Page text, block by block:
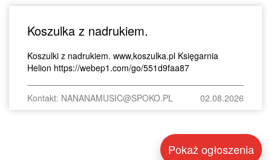
Koszulka z nadrukiem.
Koszulki z nadrukiem. www,koszulka.pl Księgarnia
Helion https://webep1.com/go/551d9faa87
Kontakt: NANANAMUSIC@SPOKO.PL 02.08.2026
Pokaż ogłoszenia